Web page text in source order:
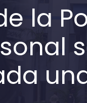
la